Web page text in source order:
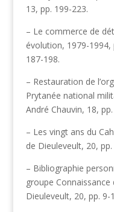
13, pp. 199-223.
– Le commerce de
évolution, 1979-1994,
187-198.
– Restauration de
Prytanée national
André Chauvin, 18,
– Les vingt ans du
de Dieuleveult, 20, pp.
– Bibliographie
groupe
Dieuleveult, 20, pp. 9-